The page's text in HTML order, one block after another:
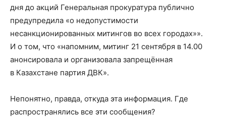
дня до акций Генеральная прокуратура публично
предупредила «о недопустимости
несанкционированных митингов во всех городах»».
И о том, что «напомним, митинг 21 сентября в 14.00
анонсировала и организовала запрещённая
в Казахстане партия ДВК».
Непонятно, правда, откуда эта информация. Где
распространялись все эти сообщения?